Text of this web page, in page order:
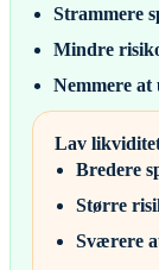
Strammere
Mindre
Nemmere
Lav
Bredere
Større
Sværere